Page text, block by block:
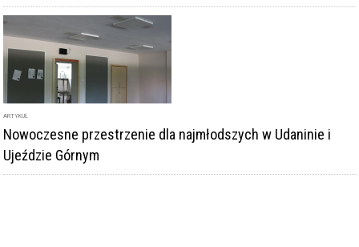
ARTYKUŁ
Nowoczesne przestrzenie dla najmłodszych w Udaninie i
Ujeździe Górnym